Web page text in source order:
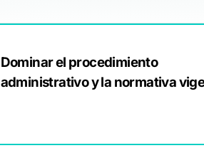
Dominar el procedimiento
administrativo y la normativa